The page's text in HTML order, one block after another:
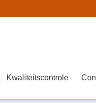
Kwaliteitscontrole